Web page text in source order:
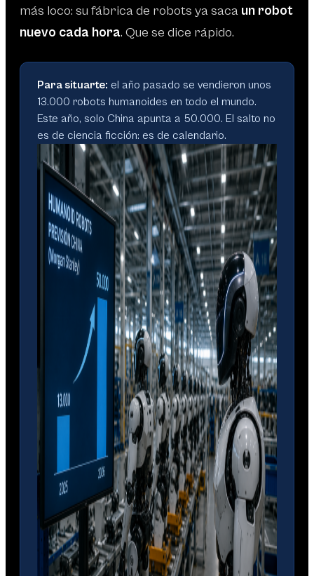
más loco: su fábrica de robots ya saca un robot
nuevo cada hora. Que se dice rápido.
Para situarte: el año pasado se vendieron unos
13.000 robots humanoides en todo el mundo.
Este año, solo China apunta a 50.000. El salto no
es de ciencia ficción: es de calendario.